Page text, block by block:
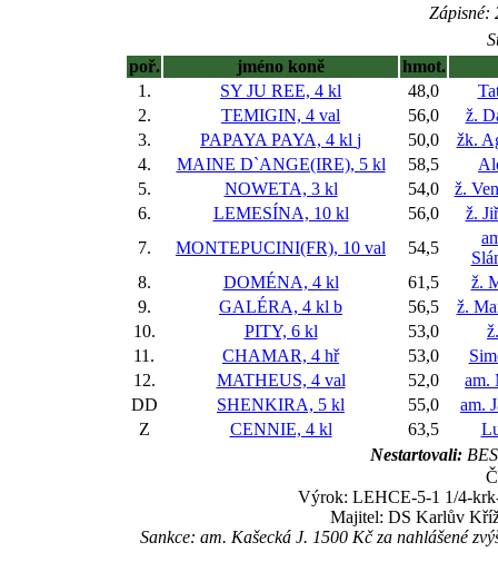
Zápisné:
poř.
jméno koně
hmot.
1.
SY JU REE, 4 kl 48,0
2.
TEMIGIN, 4 val 56,0
ž.
3.
PAPAYA PAYA, 4 kl j 50,0
žk.
4.
MAINE D`ANGE(IRE), 5 kl 58,5
5.
NOWETA, 3 kl 54,0
ž.
6.
LEMESÍNA, 10 kl 56,0
ž.
7.
MONTEPUCINI(FR), 10 val 54,5
8.
DOMÉNA, 4 kl 61,5
ž.
9.
GALÉRA, 4 kl b 56,5
ž.
10.
PITY, 6 kl 53,0
11.
CHAMAR, 4 hř 53,0
12.
MATHEUS, 4 val 52,0
am.
DD
SHENKIRA, 5 kl 55,0
am.
Z
CENNIE, 4 kl 63,5
Nestartovali:
Výrok: LEHCE-5-1 1/4-
Majitel: DS Karlův
Sankce: am. Kašecká J. 1500 Kč za nahlášené